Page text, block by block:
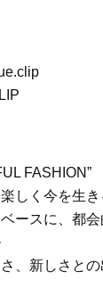
FASHION”
しく今を生
ースに、都会
、新しさと